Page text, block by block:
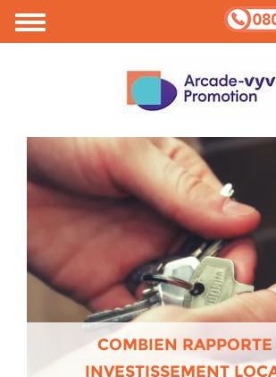
COMBIEN
INVESTISSEMENT